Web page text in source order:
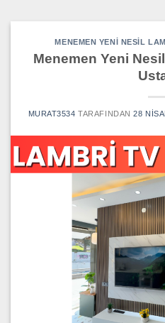
MENEMEN YENI NESIL
Menemen Yeni
MURAT3534 TARAFINDAN 28